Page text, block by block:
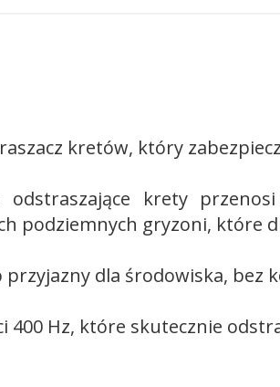
kretów, który
odstraszające krety
podziemnych gryzoni, które
dla środowiska, bez
400 Hz, które skutecznie